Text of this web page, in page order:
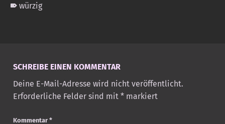
würzig
SCHREIBE EINEN KOMMENTAR
Deine E-Mail-Adresse wird nicht veröffentlicht.
Erforderliche Felder sind mit *markiert
Kommentar *